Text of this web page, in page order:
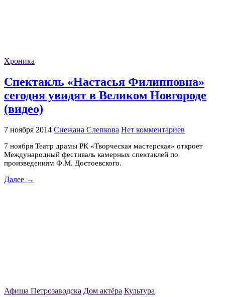
Хроника
Спектакль «Настасья Филипповна»
сегодня увидят в Великом Новгороде
(видео)
7 ноября 2014 Снежана Слепкова Нет комментариев
7 ноября Театр драмы РК «Творческая мастерская» откроет
Международный фестиваль камерных спектаклей по
произведениям Ф.М. Достоевского.
Далее →
Афиша Петрозаводска Дом актёра Культура